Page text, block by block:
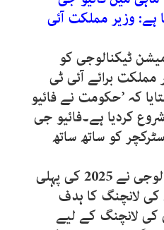
ہے: وزیر مملکت آئی
ٹیکنالوجی کو
مملکت برائے آئی ٹی
کہ ’حکومت نے فائیو
کردیا ہے۔فائیو جی
کو ساتھ ساتھ
’وزارت انفارمیشن ٹیکنالوجی نے 2025 کی پہلی
لانچنگ کا ہدف
کی لانچنگ کے لیے